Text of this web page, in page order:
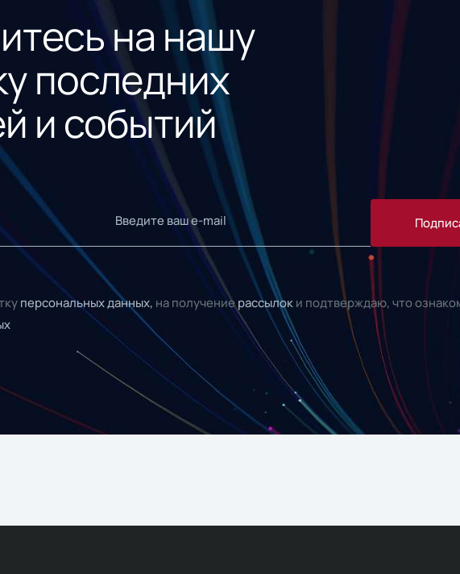
на нашу
последних
и событий
персональных данных, на получениерассылок и подтверждаю, что